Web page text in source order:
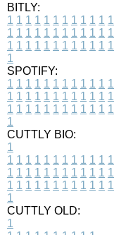
BITLY:
1 1 1 1 1 1 1 1 1 1 1 1
1 1 1 1 1 1 1 1 1 1 1 1
1 1 1 1 1 1 1 1 1 1 1 1
1
SPOTIFY:
1 1 1 1 1 1 1 1 1 1 1 1
1 1 1 1 1 1 1 1 1 1 1 1
1 1 1 1 1 1 1 1 1 1 1 1
1
CUTTLY BIO:
1
1 1 1 1 1 1 1 1 1 1 1 1
1 1 1 1 1 1 1 1 1 1 1 1
1 1 1 1 1 1 1 1 1 1 1 1
1
CUTTLY OLD:
1